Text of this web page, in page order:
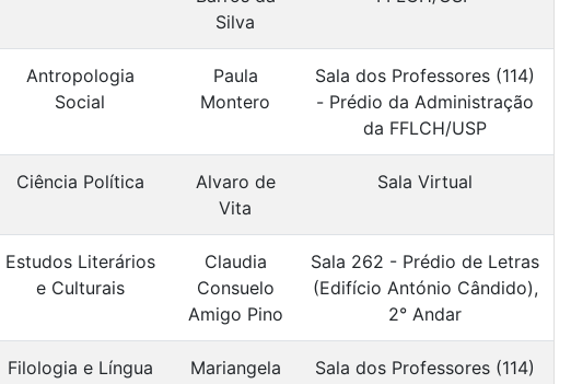
Silva
Antropologia
Social
Paula
Montero
Sala dos Professores (114)
- Prédio da Administração
da FFLCH/USP
Ciência Política
Alvaro de
Vita
Sala Virtual
Estudos Literários
e Culturais
Claudia
Consuelo
Amigo Pino
Sala 262 - Prédio de Letras
(Edifício António Cândido),
2° Andar
Filologia e Língua
Mariangela
Sala dos Professores (114)